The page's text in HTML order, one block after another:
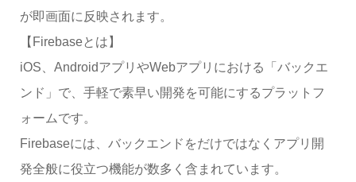
が即画面に反映されます。
【Firebaseとは】
iOS、AndroidアプリやWebアプリにおける「バックエ
ンド」で、手軽で素早い開発を可能にするプラットフ
ォームです。
Firebaseには、バックエンドをだけではなくアプリ開
発全般に役立つ機能が数多く含まれています。